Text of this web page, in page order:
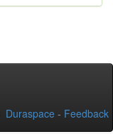
Duraspace - Feedback